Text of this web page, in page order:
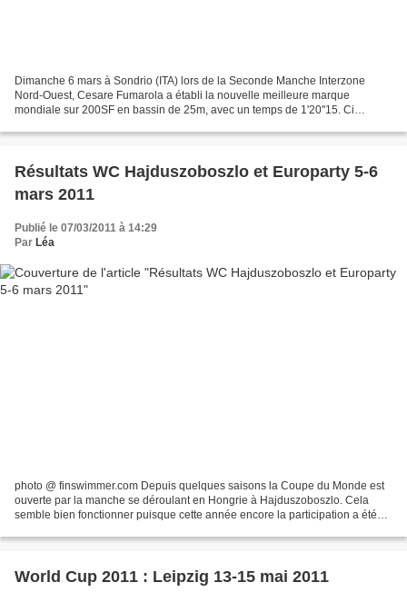
Dimanche 6 mars à Sondrio (ITA) lors de la Seconde Manche Interzone
Nord-Ouest, Cesare Fumarola a établi la nouvelle meilleure marque
mondiale sur 200SF en bassin de 25m, avec un temps de 1'20''15. Ci
Résultats WC Hajduszoboszlo et Europarty 5-6
mars 2011
Publié le 07/03/2011 à 14:29
Par Léa
photo @ finswimmer.com Depuis quelques saisons la Coupe du Monde est
ouverte par la manche se déroulant en Hongrie à Hajduszoboszlo. Cela
semble bien fonctionner puisque cette année encore la participation a été
World Cup 2011 : Leipzig 13-15 mai 2011